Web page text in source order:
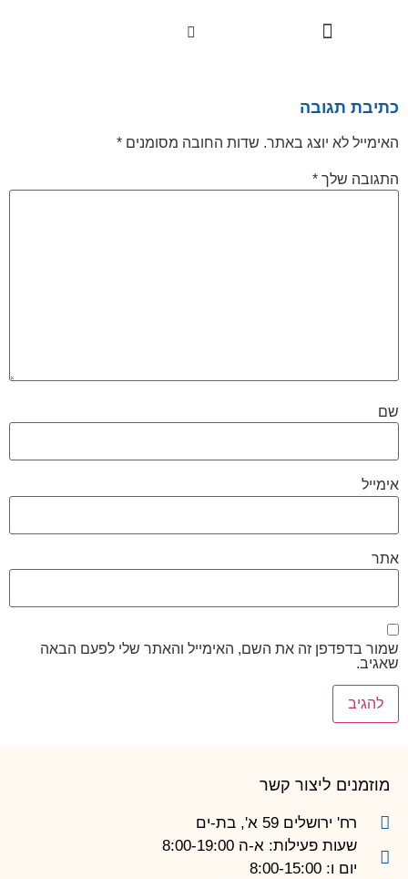
כתיבת תגובה
האימייל לא יוצג באתר. שדות החובה מסומנים *
התגובה שלך *
שם
אימייל
אתר
שמור בדפדפן זה את השם, האימייל והאתר שלי לפעם הבאה
שאגיב.
מוזמנים ליצור קשר
רח' ירושלים 59 א', בת-ים
שעות פעילות: א-ה 8:00-19:00
יום ו: 8:00-15:00